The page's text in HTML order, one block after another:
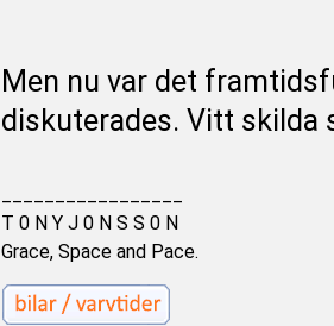
Men nu var det
diskuterades. Vitt skilda
T 0 N Y J 0 N S S 0 N
Grace, Space and Pace.